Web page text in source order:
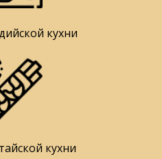
кухни
кухни